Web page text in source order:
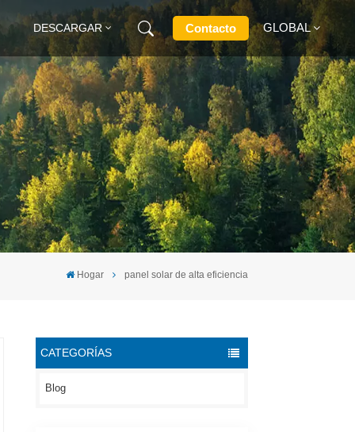
DESCARGAR Contacto GLOBAL
English
Français
Deutsch
Русский
Italiano
Español
Hogar panel solar de alta eficiencia
CATEGORÍAS
Blog